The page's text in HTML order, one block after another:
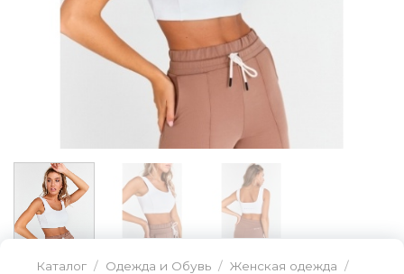
Каталог / Одежда и Обувь / Женская одежда /